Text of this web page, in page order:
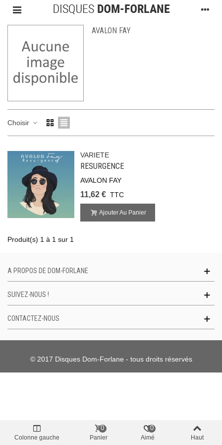
AVALON FAY
Choisir
VARIETE
RESURGENCE
AVALON FAY
11,62 € TTC
Ajouter Au Panier
Produit(s) 1 à 1 sur 1
A PROPOS DE DOM-FORLANE
SUIVEZ-NOUS !
CONTACTEZ-NOUS
© 2017 Disques Dom-Forlane - tous droits réservés
Colonne gauche Panier
0
Aimé
0
Haut